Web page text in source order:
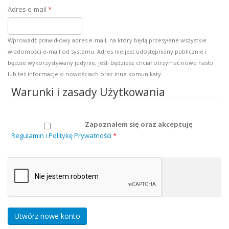
Adres e-mail *
Wprowadź prawidłowy adres e-mail, na który będą przesyłane wszystkie
wiadomości e-mail od systemu. Adres nie jest udostępniany publicznie i
będzie wykorzystywany jedynie, jeśli będziesz chciał otrzymać nowe hasło
lub też informacje o nowościach oraz inne komunikaty.
Warunki i zasady Użytkowania
Zapoznałem się oraz akceptuję
Regulamin i Politykę Prywatności *